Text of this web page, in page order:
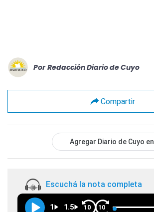
Por Redacción Diario de Cuyo
Compartir
Agregar Diario de Cuyo en
Escuchá la nota completa
1 1.5 10 10